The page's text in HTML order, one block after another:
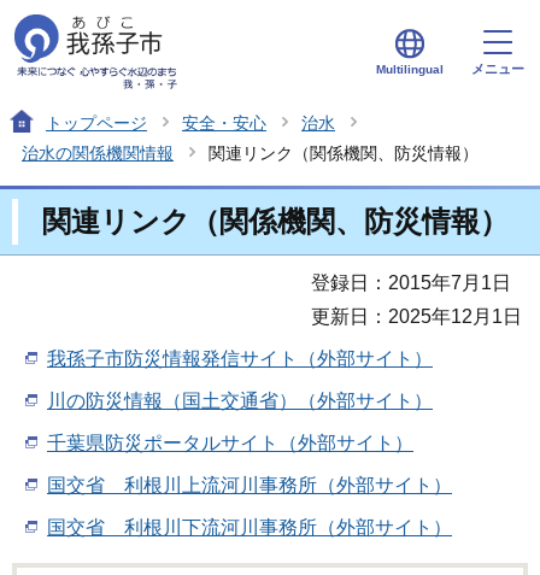
Multilingual メニュー
トップページ 安全・安心
治水
治水の関係機関情報
関連リンク（関係機関、防災情報）
関連リンク（関係機関、防災情報）
登録日：2015年7月1日
更新日：2025年12月1日
我孫子市防災情報発信サイト（外部サイト）
川の防災情報（国土交通省）（外部サイト）
千葉県防災ポータルサイト（外部サイト）
国交省 利根川上流河川事務所（外部サイト）
国交省 利根川下流河川事務所（外部サイト）